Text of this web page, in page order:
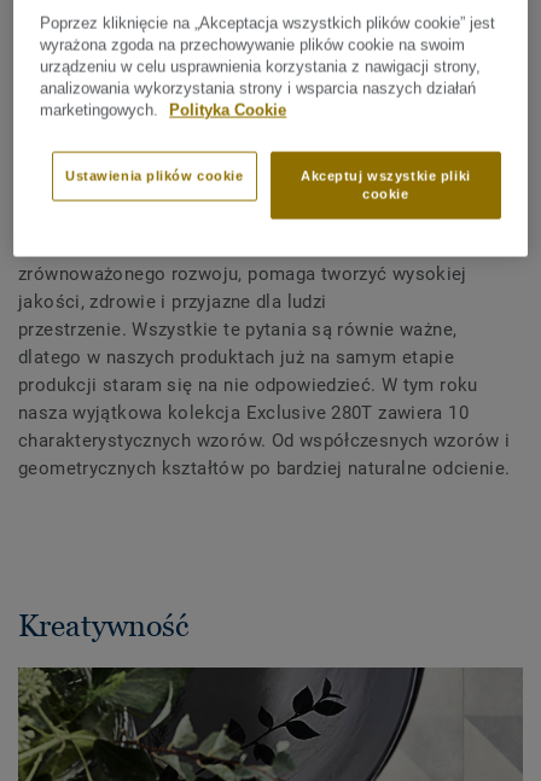
Wybierając podłogi do nowego domu lub po
przeprowadzonym remoncie, stajemy przed trudnymi
pytaniami. Przychodzą nam często na myśl takie kryteria,
pielęgnacja oraz komfort użytkowania.
Firma Tarkett dzięki nowoczesnym technologiom
zrównoważonego rozwoju, pomaga tworzyć wysokiej
jakości, zdrowie i przyjazne dla ludzi
przestrzenie. Wszystkie te pytania są równie ważne,
dlatego w naszych produktach już na samym etapie
produkcji staram się na nie odpowiedzieć. W tym roku
nasza wyjątkowa kolekcja Exclusive 280T zawiera 10
charakterystycznych wzorów. Od współczesnych wzorów i
geometrycznych kształtów po bardziej naturalne odcienie.
Kreatywność
Poprzez kliknięcie na „Akceptacja wszystkich plików cookie” jest
wyrażona zgoda na przechowywanie plików cookie na swoim
urządzeniu w celu usprawnienia korzystania z nawigacji strony,
analizowania wykorzystania strony i wsparcia naszych działań
marketingowych.
Polityka Cookie
Akceptuj wszystkie pliki
cookie
Ustawienia plików cookie